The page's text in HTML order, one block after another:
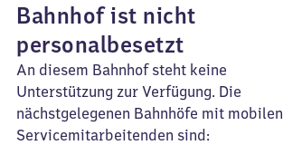
Bahnhof ist nicht
personalbesetzt
An diesem Bahnhof steht keine
Unterstützung zur Verfügung. Die
nächstgelegenen Bahnhöfe mit mobilen
Servicemitarbeitenden sind: